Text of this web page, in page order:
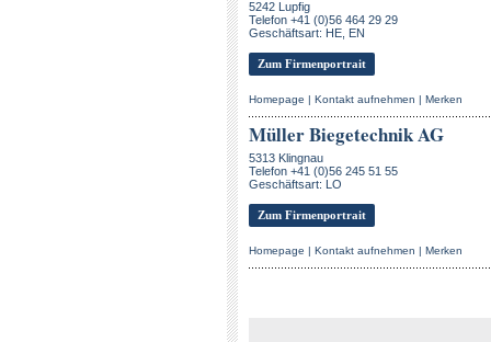
5242 Lupfig
Telefon +41 (0)56 464 29 29
Geschäftsart: HE, EN
Zum Firmenportrait
Homepage | Kontakt aufnehmen | Merken
Müller Biegetechnik AG
5313 Klingnau
Telefon +41 (0)56 245 51 55
Geschäftsart: LO
Zum Firmenportrait
Homepage | Kontakt aufnehmen | Merken